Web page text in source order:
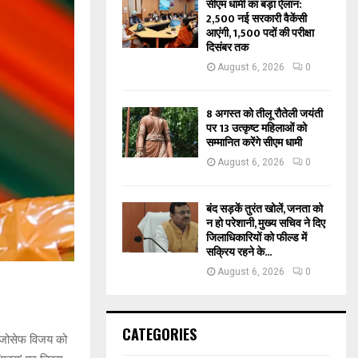
विजय को
सीएम धामी का बड़ा ऐलान:
2,500 नई सरकारी वैकेंसी
आएंगी, 1,500 पदों की परीक्षा
दिसंबर तक
August 6, 2026 0
8 अगस्त को तीलू रौतेली जयंती
पर 13 उत्कृष्ट महिलाओं को
सम्मानित करेंगे सीएम धामी
August 6, 2026 0
बंद सड़कें तुरंत खोलें, जनता को
न हो परेशानी, मुख्य सचिव ने दिए
जिलाधिकारियों को फील्ड में
सक्रिय रहने के...
August 6, 2026 0
CATEGORIES